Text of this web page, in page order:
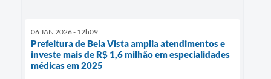
06 JAN 2026 - 12h09
Prefeitura de Bela Vista amplia atendimentos e
investe mais de R$ 1,6 milhão em especialidades
médicas em 2025